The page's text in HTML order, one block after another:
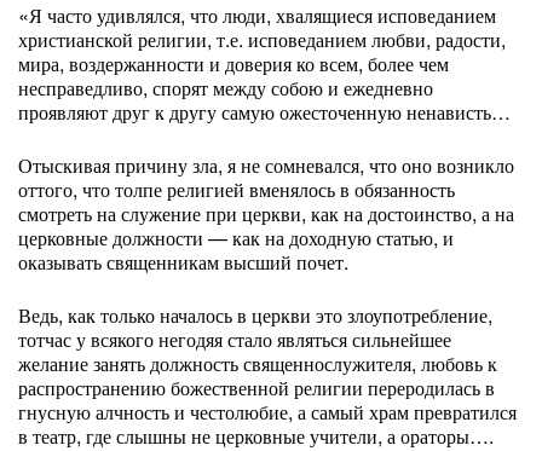
«Я часто удивлялся, что люди, хвалящиеся исповеданием
христианской религии, т.е. исповеданием любви, радости,
мира, воздержанности и доверия ко всем, более чем
несправедливо, спорят между собою и ежедневно
проявляют друг к другу самую ожесточенную ненависть…
Отыскивая причину зла, я не сомневался, что оно возникло
оттого, что толпе религией вменялось в обязанность
смотреть на служение при церкви, как на достоинство, а на
церковные должности — как на доходную статью, и
оказывать священникам высший почет.
Ведь, как только началось в церкви это злоупотребление,
тотчас у всякого негодяя стало являться сильнейшее
желание занять должность священнослужителя, любовь к
распространению божественной религии переродилась в
гнусную алчность и честолюбие, а самый храм превратился
в театр, где слышны не церковные учители, а ораторы….